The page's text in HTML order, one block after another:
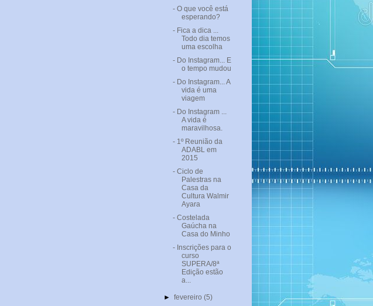
- O que você está
esperando?
- Fica a dica ...
Todo dia temos
uma escolha
- Do Instagram... E
o tempo mudou
- Do Instagram... A
vida é uma
viagem
- Do Instagram ...
A vida é
maravilhosa.
- 1º Reunião da
ADABL em
2015
- Ciclo de
Palestras na
Casa da
Cultura Walmir
Ayara
- Costelada
Gaúcha na
Casa do Minho
- Inscrições para o
curso
SUPERA/8ª
Edição estão
a...
►fevereiro(5)